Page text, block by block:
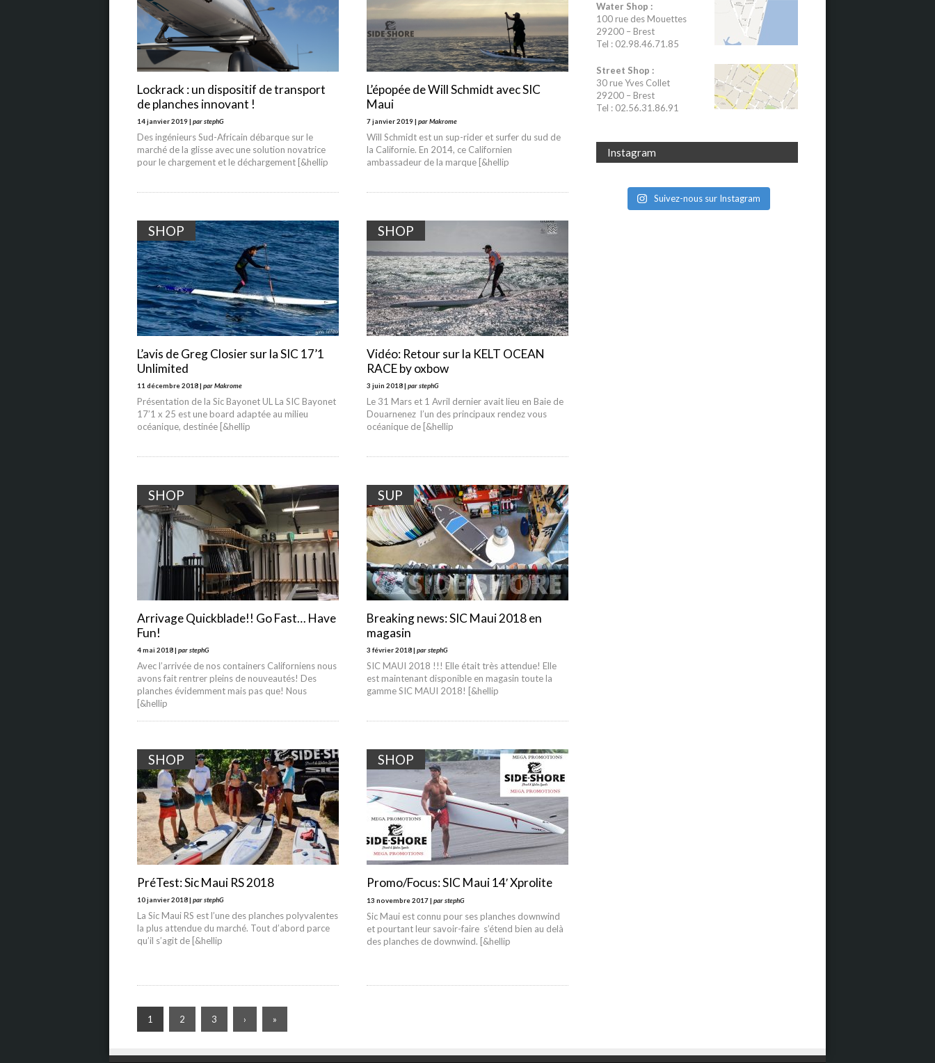
Lockrack : un dispositif de transport
de planches innovant !
14 janvier 2019 | par stephG
Des ingénieurs Sud-Africain débarque sur le
marché de la glisse avec une solution novatrice
pour le chargement et le déchargement [&hellip
L’épopée de Will Schmidt avec SIC
Maui
7 janvier 2019 | par Makrome
Will Schmidt est un sup-rider et surfer du sud de
la Californie. En 2014, ce Californien
ambassadeur de la marque [&hellip
SHOP
L’avis de Greg Closier sur la SIC 17’1
Unlimited
11 décembre 2018 | par Makrome
Présentation de la Sic Bayonet UL La SIC Bayonet
17’1 x 25 est une board adaptée au milieu
océanique, destinée [&hellip
SHOP
Vidéo: Retour sur la KELT OCEAN
RACE by oxbow
3 juin 2018 | par stephG
Le 31 Mars et 1 Avril dernier avait lieu en Baie de
Douarnenez l’un des principaux rendez vous
océanique de [&hellip
SHOP
Arrivage Quickblade!! Go Fast… Have
Fun!
4 mai 2018 | par stephG
Avec l’arrivée de nos containers Californiens nous
avons fait rentrer pleins de nouveautés! Des
planches évidemment mais pas que! Nous
[&hellip
SUP
Breaking news: SIC Maui 2018 en
magasin
3 février 2018 | par stephG
SIC MAUI 2018 !!! Elle était très attendue! Elle
est maintenant disponible en magasin toute la
gamme SIC MAUI 2018! [&hellip
SHOP
PréTest: Sic Maui RS 2018
10 janvier 2018 | par stephG
La Sic Maui RS est l’une des planches polyvalentes
la plus attendue du marché. Tout d’abord parce
qu’il s’agit de [&hellip
SHOP
Promo/Focus: SIC Maui 14′ Xprolite
13 novembre 2017 | par stephG
Sic Maui est connu pour ses planches downwind
et pourtant leur savoir-faire s’étend bien au delà
des planches de downwind. [&hellip
1 2 3 › »
Water Shop :
100 rue des Mouettes
29200 – Brest
Tel : 02.98.46.71.85
Street Shop :
30 rue Yves Collet
29200 – Brest
Tel : 02.56.31.86.91
Instagram
Suivez-nous sur Instagram